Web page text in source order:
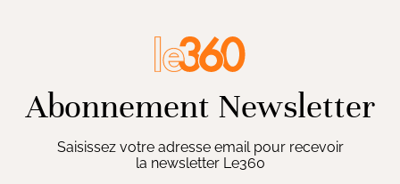
Abonnement Newsletter
Saisissez votre adresse email pour recevoir
la newsletter Le360